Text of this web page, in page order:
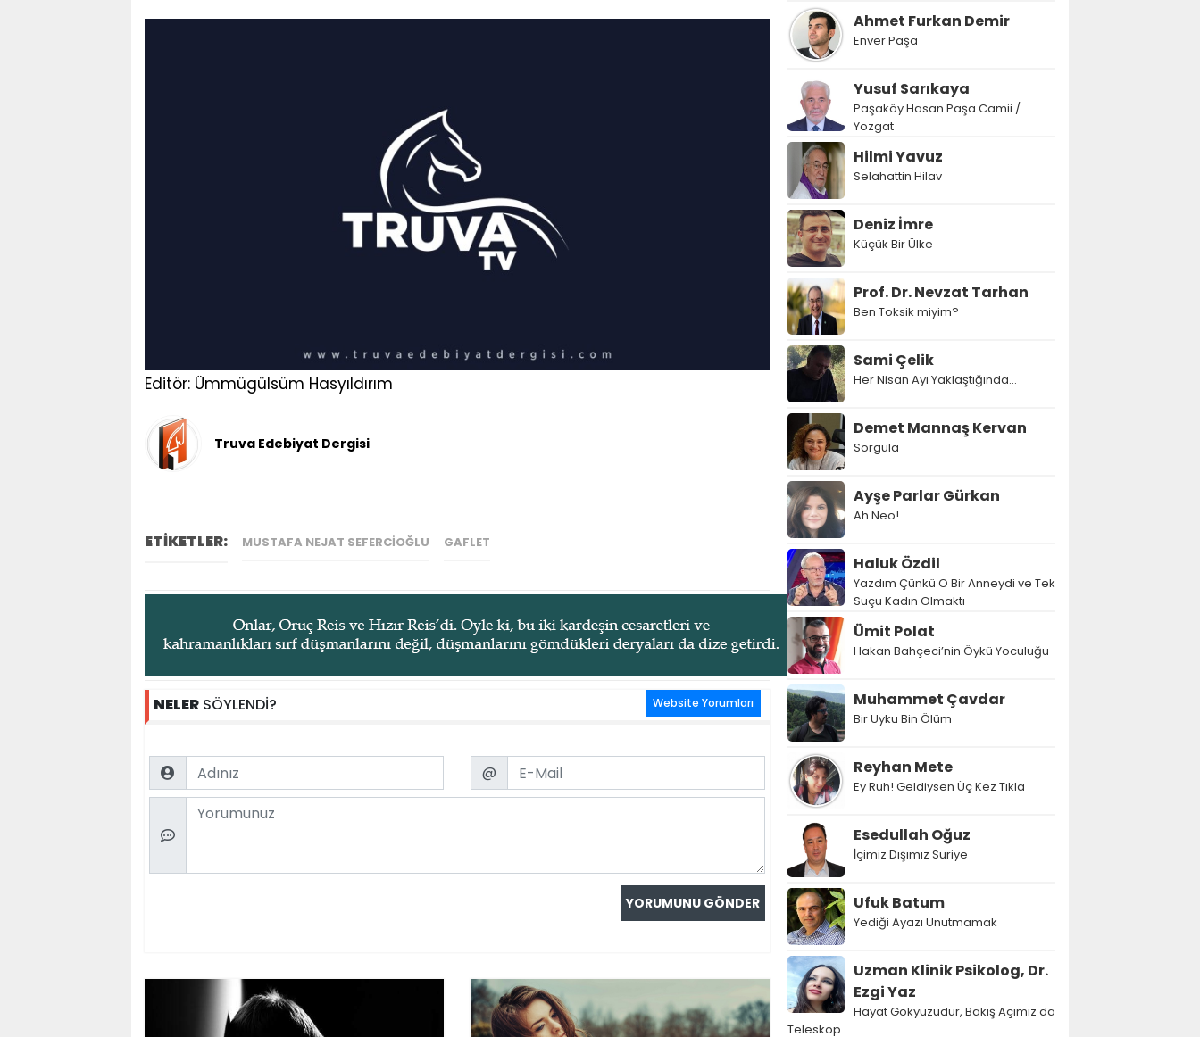
Editör: Ümmügülsüm Hasyıldırım
Truva Edebiyat Dergisi
ETİKETLER: MUSTAFA NEJAT SEFERCIOĞLU GAFLET
NELER SÖYLENDİ? Website Yorumları
Name Email
@
Comment
Ahmet Furkan Demir
Enver Paşa
Yusuf Sarıkaya
Paşaköy Hasan Paşa Camii /
Yozgat
Hilmi Yavuz
Selahattin Hilav
Deniz İmre
Küçük Bir Ülke
Prof. Dr. Nevzat Tarhan
Ben Toksik miyim?
Sami Çelik
Her Nisan Ayı Yaklaştığında...
Demet Mannaş Kervan
Sorgula
Ayşe Parlar Gürkan
Ah Neo!
Haluk Özdil
Yazdım Çünkü O Bir Anneydi ve Tek
Suçu Kadın Olmaktı
Ümit Polat
Hakan Bahçeci’nin Öykü Yoculuğu
Muhammet Çavdar
Bir Uyku Bin Ölüm
Reyhan Mete
Ey Ruh! Geldiysen Üç Kez Tıkla
Esedullah Oğuz
İçimiz Dışımız Suriye
Ufuk Batum
Yediği Ayazı Unutmamak
Uzman Klinik Psikolog, Dr.
Ezgi Yaz
Hayat Gökyüzüdür, Bakış Açımız da
Teleskop